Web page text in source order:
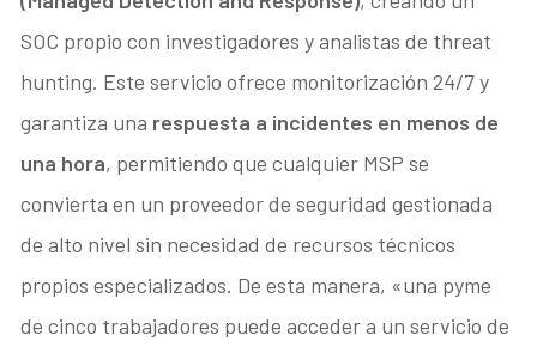
SOC propio con investigadores y analistas de threat
hunting. Este servicio ofrece monitorización 24/7 y
garantiza una respuesta a incidentes en menos de
una hora, permitiendo que cualquier MSP se
convierta en un proveedor de seguridad gestionada
de alto nivel sin necesidad de recursos técnicos
propios especializados. De esta manera, «una pyme
de cinco trabajadores puede acceder a un servicio de